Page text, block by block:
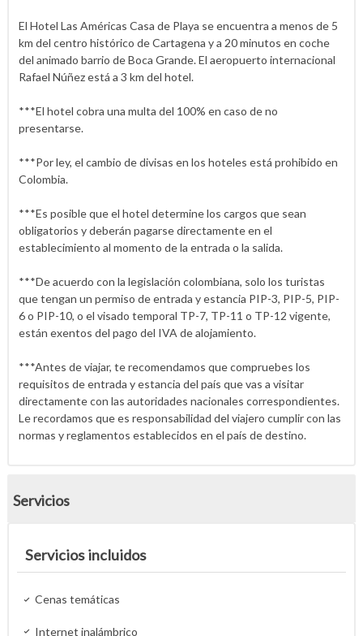
El Hotel Las Américas Casa de Playa se encuentra a menos de 5
km del centro histórico de Cartagena y a 20 minutos en coche
del animado barrio de Boca Grande. El aeropuerto internacional
Rafael Núñez está a 3 km del hotel.
***El hotel cobra una multa del 100% en caso de no
presentarse.
***Por ley, el cambio de divisas en los hoteles está prohibido en
Colombia.
***Es posible que el hotel determine los cargos que sean
obligatorios y deberán pagarse directamente en el
establecimiento al momento de la entrada o la salida.
***De acuerdo con la legislación colombiana, solo los turistas
que tengan un permiso de entrada y estancia PIP-3, PIP-5, PIP-
6 o PIP-10, o el visado temporal TP-7, TP-11 o TP-12 vigente,
están exentos del pago del IVA de alojamiento.
***Antes de viajar, te recomendamos que compruebes los
requisitos de entrada y estancia del país que vas a visitar
directamente con las autoridades nacionales correspondientes.
Le recordamos que es responsabilidad del viajero cumplir con las
normas y reglamentos establecidos en el país de destino.
Servicios
Servicios incluidos
Cenas temáticas
Internet inalámbrico